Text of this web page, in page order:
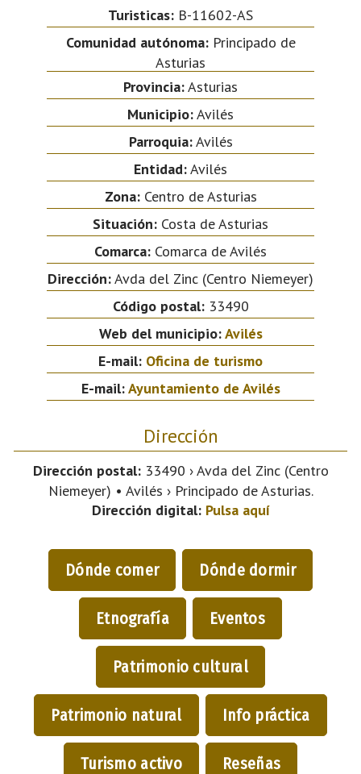
Turisticas: B-11602-AS
Comunidad autónoma:Principado de
Asturias
Provincia:Asturias
Municipio:Avilés
Parroquia:Avilés
Entidad:Avilés
Zona:Centro de Asturias
Situación: Costa de Asturias
Comarca: Comarca de Avilés
Dirección:Avda del Zinc (Centro Niemeyer)
Código postal:33490
Web del municipio:Avilés
E-mail: Oficina de turismo
E-mail:Ayuntamiento de Avilés
Dirección
Dirección postal:33490 › Avda del Zinc (Centro
Niemeyer) • Avilés › Principado de Asturias.
Dirección digital: Pulsa aquí
Dónde comer Dónde dormir
Etnografía Eventos
Patrimonio cultural
Patrimonio natural Info práctica
Turismo activo Reseñas